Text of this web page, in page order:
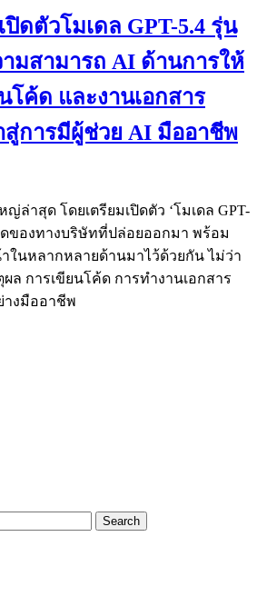
ปิดตัวโมเดล GPT-5.4 รุ่น
มสามารถ AI ด้านการให้
โค้ด และงานเอกสาร
สู่การมีผู้ช่วย AI มืออาชีพ
ญ่ล่าสุด โดยเตรียมเปิดตัว ‘โมเดล GPT-
ดของทางบริษัทที่ปล่อยออกมา พร้อม
ในหลากหลายด้านมาไว้ด้วยกัน ไม่ว่า
ล การเขียนโค้ด การทำงานเอกสาร
างมืออาชีพ